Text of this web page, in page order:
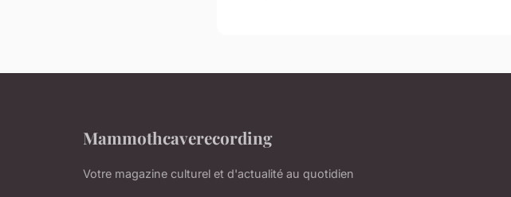
Mammothcaverecording
Votre magazine culturel et d'actualité au quotidien